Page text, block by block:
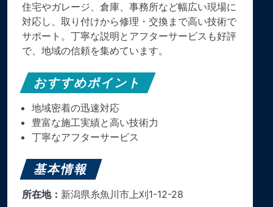
住宅やガレージ、倉庫、事務所など幅広い現場に
対応し、取り付けから修理・交換まで高い技術で
サポート。丁寧な説明とアフターサービスも好評
で、地域の信頼を集めています。
おすすめポイント
地域密着の迅速対応
豊富な施工実績と高い技術力
丁寧なアフターサービス
基本情報
所在地： 新潟県糸魚川市上刈1-12-28